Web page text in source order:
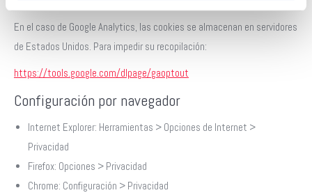
En el caso de Google Analytics, las cookies se almacenan en servidores
de Estados Unidos. Para impedir su recopilación:
https://tools.google.com/dlpage/gaoptout
Configuración por navegador
Internet Explorer: Herramientas > Opciones de Internet >
Privacidad
Firefox: Opciones > Privacidad
Chrome: Configuración > Privacidad